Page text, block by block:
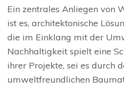
Ein zentrales Anliegen von
ist es, architektonische
die im Einklang mit der
Nachhaltigkeit spielt eine
ihrer Projekte, sei es durch
umweltfreundlichen